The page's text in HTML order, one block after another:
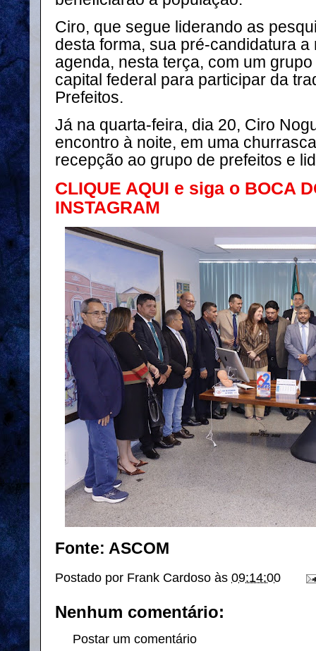
Ciro, que segue liderando as
desta forma, sua pré-candidatura
agenda, nesta terça, com um
capital federal para participar da
Prefeitos.
Já na quarta-feira, dia 20, Ciro
encontro à noite, em uma
recepção ao grupo de prefeitos e
CLIQUE AQUI e siga o BOCA
INSTAGRAM
Fonte: ASCOM
Postado por Frank Cardoso às 09:14:00
Nenhum comentário:
Postar um comentário